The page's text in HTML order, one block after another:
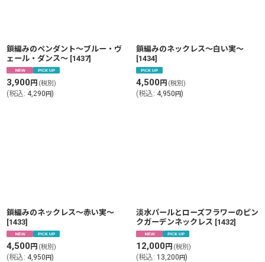
鎖編みのペンダント〜ブルー・ヴ
ェール・ダンス〜 [1437]
3,900円 (税別)
(税込: 4,290円)
鎖編みのネックレス〜白い実〜
[1434]
4,500円 (税別)
(税込: 4,950円)
鎖編みのネックレス〜赤い実〜
[1433]
4,500円 (税別)
(税込: 4,950円)
淡水パールとローズフラワーのピン
クガーデンネックレス [1432]
12,000円 (税別)
(税込: 13,200円)